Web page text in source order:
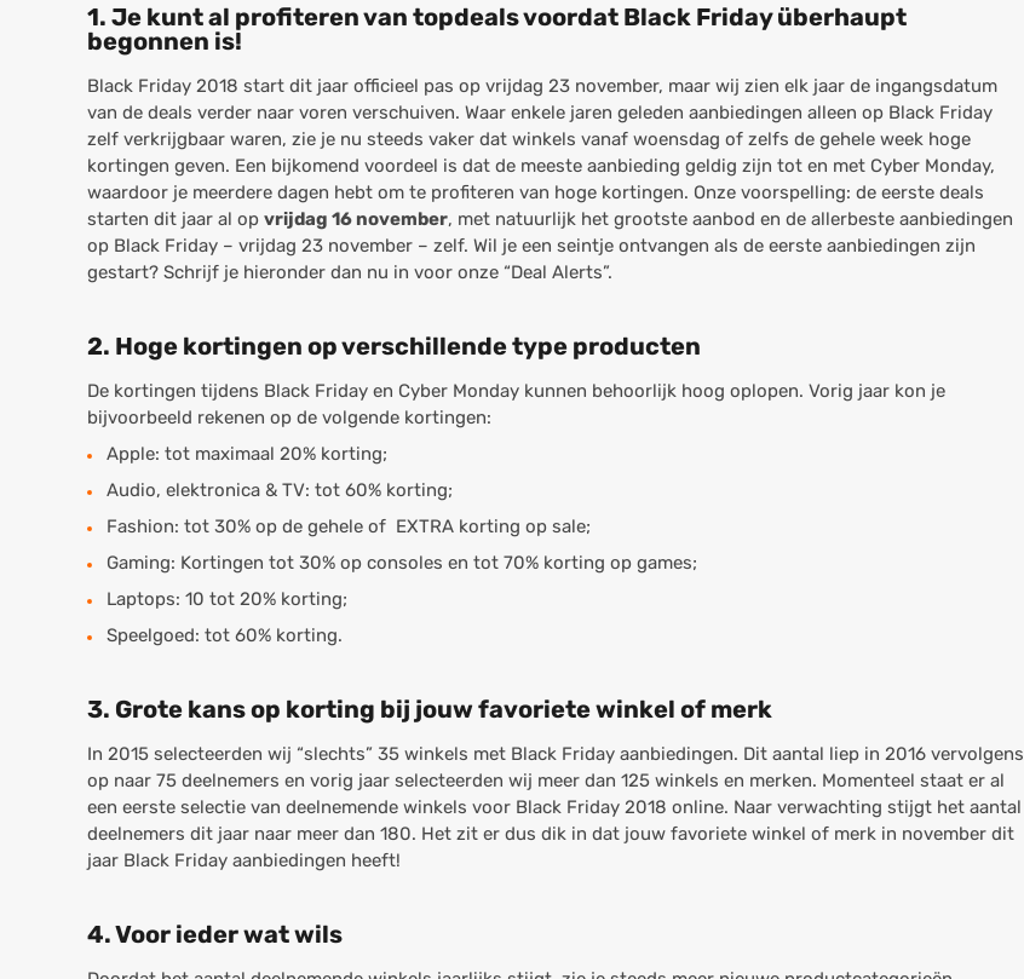
1. Je kunt al profiteren van topdeals voordat Black Friday überhaupt
begonnen is!
Black Friday 2018 start dit jaar officieel pas op vrijdag 23 november, maar wij zien elk jaar de ingangsdatum
van de deals verder naar voren verschuiven. Waar enkele jaren geleden aanbiedingen alleen op Black Friday
zelf verkrijgbaar waren, zie je nu steeds vaker dat winkels vanaf woensdag of zelfs de gehele week hoge
kortingen geven. Een bijkomend voordeel is dat de meeste aanbieding geldig zijn tot en met Cyber Monday,
waardoor je meerdere dagen hebt om te profiteren van hoge kortingen. Onze voorspelling: de eerste deals
starten dit jaar al op vrijdag 16 november, met natuurlijk het grootste aanbod en de allerbeste aanbiedingen
op Black Friday – vrijdag 23 november – zelf. Wil je een seintje ontvangen als de eerste aanbiedingen zijn
gestart? Schrijf je hieronder dan nu in voor onze “Deal Alerts”.
2. Hoge kortingen op verschillende type producten
De kortingen tijdens Black Friday en Cyber Monday kunnen behoorlijk hoog oplopen. Vorig jaar kon je
bijvoorbeeld rekenen op de volgende kortingen:
Apple: tot maximaal 20% korting;
Audio, elektronica & TV: tot 60% korting;
Fashion: tot 30% op de gehele of EXTRA korting op sale;
Gaming: Kortingen tot 30% op consoles en tot 70% korting op games;
Laptops: 10 tot 20% korting;
Speelgoed: tot 60% korting.
3. Grote kans op korting bij jouw favoriete winkel of merk
In 2015 selecteerden wij “slechts” 35 winkels met Black Friday aanbiedingen. Dit aantal liep in 2016 vervolgens
op naar 75 deelnemers en vorig jaar selecteerden wij meer dan 125 winkels en merken. Momenteel staat er al
een eerste selectie van deelnemende winkels voor Black Friday 2018 online. Naar verwachting stijgt het aantal
deelnemers dit jaar naar meer dan 180. Het zit er dus dik in dat jouw favoriete winkel of merk in november dit
jaar Black Friday aanbiedingen heeft!
4. Voor ieder wat wils